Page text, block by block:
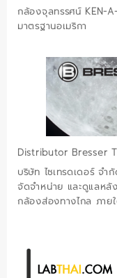
กล้องจุลทรรศน์ KEN-
มาตรฐานอเมริกา
Distributor Bresser
บริษัท ไซเทรดเดอร์ จำ
จัดจำหน่าย และดูแลห
กล้องส่องทางไกล ภาย